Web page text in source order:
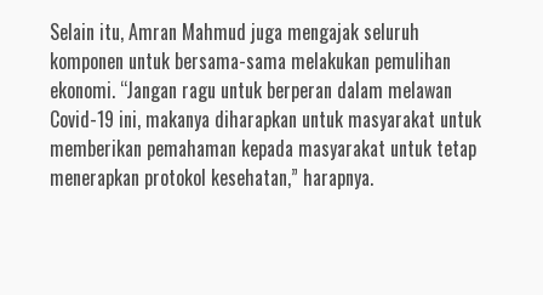
Selain itu, Amran Mahmud juga mengajak seluruh
komponen untuk bersama-sama melakukan pemulihan
ekonomi. “Jangan ragu untuk berperan dalam melawan
Covid-19 ini, makanya diharapkan untuk masyarakat untuk
memberikan pemahaman kepada masyarakat untuk tetap
menerapkan protokol kesehatan,” harapnya.